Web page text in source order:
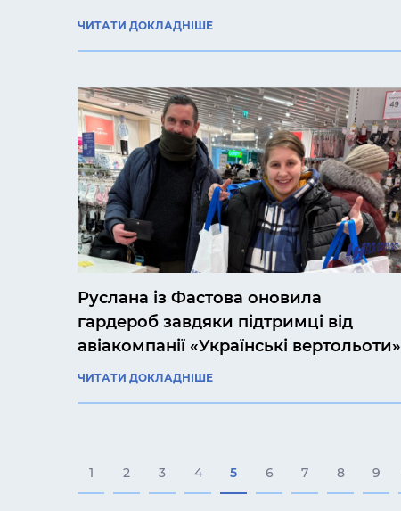
ЧИТАТИ ДОКЛАДНІШЕ
Руслана із Фастова оновила
гардероб завдяки підтримці від
авіакомпанії «Українські вертольоти»
ЧИТАТИ ДОКЛАДНІШЕ
1 2 3 4 5 6 7 8 9